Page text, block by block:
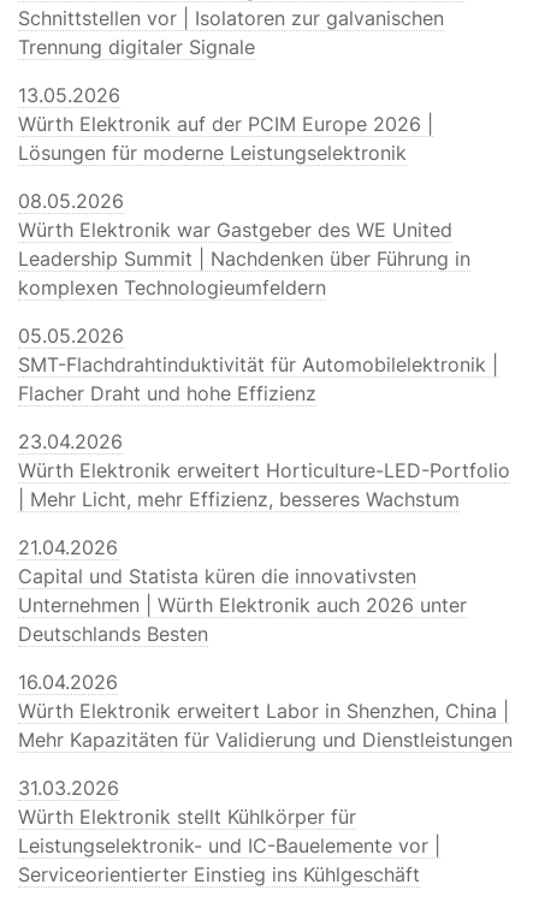
Schnittstellen vor | Isolatoren zur galvanischen
Trennung digitaler Signale
13.05.2026
Würth Elektronik auf der PCIM Europe 2026 |
Lösungen für moderne Leistungselektronik
08.05.2026
Würth Elektronik war Gastgeber des WE United
Leadership Summit | Nachdenken über Führung in
komplexen Technologieumfeldern
05.05.2026
SMT-Flachdrahtinduktivität für Automobilelektronik |
Flacher Draht und hohe Effizienz
23.04.2026
Würth Elektronik erweitert Horticulture-LED-Portfolio
| Mehr Licht, mehr Effizienz, besseres Wachstum
21.04.2026
Capital und Statista küren die innovativsten
Unternehmen | Würth Elektronik auch 2026 unter
Deutschlands Besten
16.04.2026
Würth Elektronik erweitert Labor in Shenzhen, China |
Mehr Kapazitäten für Validierung und Dienstleistungen
31.03.2026
Würth Elektronik stellt Kühlkörper für
Leistungselektronik- und IC-Bauelemente vor |
Serviceorientierter Einstieg ins Kühlgeschäft